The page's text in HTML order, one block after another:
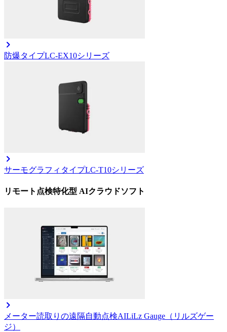
防爆タイプLC-EX10シリーズ
サーモグラフィタイプLC-T10シリーズ
リモート点検特化型 AIクラウドソフト
メーター読取りの遠隔自動点検AILiLz Gauge（リルズゲー
ジ）